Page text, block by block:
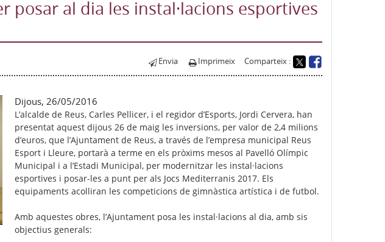
posar al dia les instal·lacions esportives
Envia Imprimeix Comparteix :
Dijous, 26/05/2016
L’alcalde de Reus, Carles Pellicer, i el regidor d’Esports, Jordi Cervera, han
presentat aquest dijous 26 de maig les inversions, per valor de 2,4 milions
d’euros, que l’Ajuntament de Reus, a través de l’empresa municipal Reus
Esport i Lleure, portarà a terme en els pròxims mesos al Pavelló Olímpic
Municipal i a l’Estadi Municipal, per modernitzar les instal·lacions
esportives i posar-les a punt per als Jocs Mediterranis 2017. Els
equipaments acolliran les competicions de gimnàstica artística i de futbol.
Amb aquestes obres, l’Ajuntament posa les instal·lacions al dia, amb sis
objectius generals: